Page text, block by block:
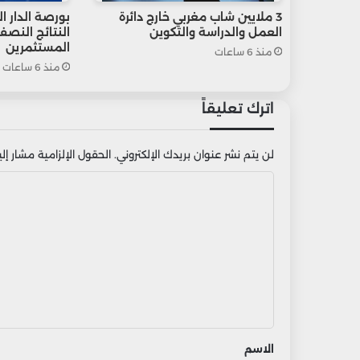
3 ملايين شاب مغربي خارج دائرة
العمل والدراسة والتكوين
منذ 6 ساعات
بورصة الدار
النتائج
المستثمرين
منذ 6 ساعات
اترك تعليقاً
لن يتم نشر عنوان بريدك الإلكتروني. الحقول الإلزامية مشار
ق
الاسم